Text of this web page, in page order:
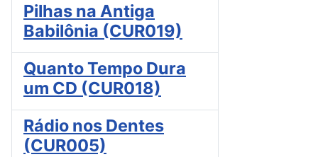
Pilhas na Antiga
Babilônia (CUR019)
Quanto Tempo Dura
um CD (CUR018)
Rádio nos Dentes
(CUR005)